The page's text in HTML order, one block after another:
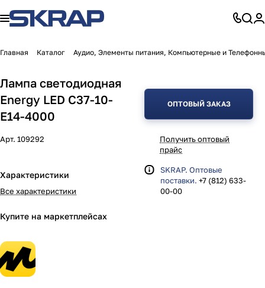
Главная Каталог Аудио, Элементы питания, Компьютерные и
Лампа светодиодная
Energy LED С37-10-
E14-4000
Арт. 109292
Характеристики
Все характеристики
Купите на маркетплейсах
ОПТОВЫЙ ЗАКАЗ
Получить оптовый
прайс
SKRAP. Оптовые
поставки. +7 (812) 633-
00-00